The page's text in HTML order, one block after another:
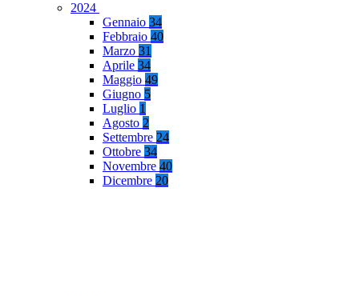
2024
Gennaio 34
Febbraio 40
Marzo 31
Aprile 34
Maggio 49
Giugno 5
Luglio 1
Agosto 2
Settembre 24
Ottobre 34
Novembre 40
Dicembre 20